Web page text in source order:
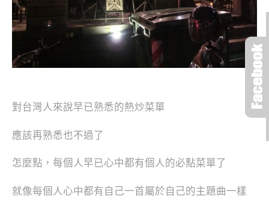
對台灣人來說早已熟悉的熱炒菜單
應該再熟悉也不過了
怎麼點，每個人早已心中都有個人的必點菜單了
就像每個人心中都有自己一首屬於自己的主題曲一樣